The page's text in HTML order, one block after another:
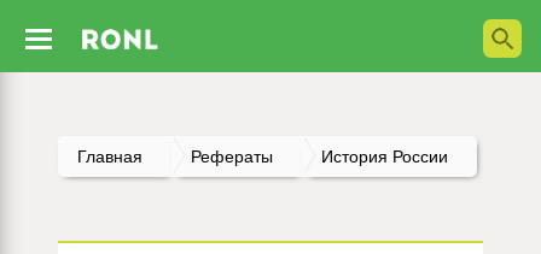
Главная Рефераты История России